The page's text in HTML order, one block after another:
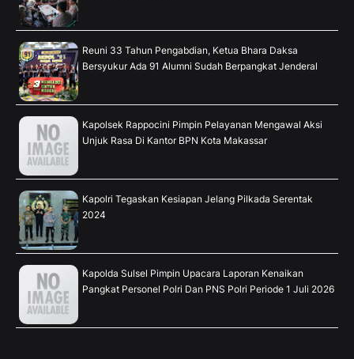
Reuni 33 Tahun Pengabdian, Ketua Bhara Daksa
Bersyukur Ada 91 Alumni Sudah Berpangkat Jenderal
Kapolsek Rappocini Pimpin Pelayanan Mengawal Aksi
Unjuk Rasa Di Kantor BPN Kota Makassar
Kapolri Tegaskan Kesiapan Jelang Pilkada Serentak
2024
Kapolda Sulsel Pimpin Upacara Laporan Kenaikan
Pangkat Personel Polri Dan PNS Polri Periode 1 Juli 2026